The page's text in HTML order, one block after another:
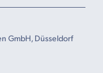
GmbH, Düsseldorf